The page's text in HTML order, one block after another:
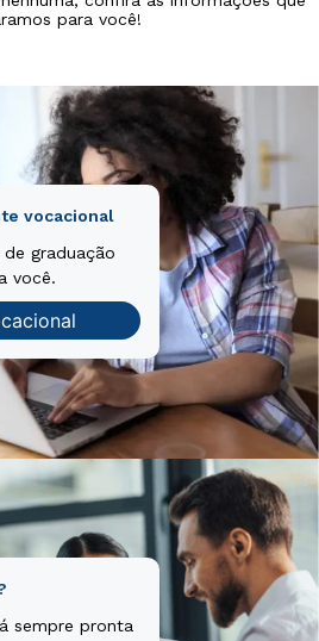
aut odit aut fugit, sed quia
eos qui ratione
para você!
vocacional
graduação
você.
sempre pronta